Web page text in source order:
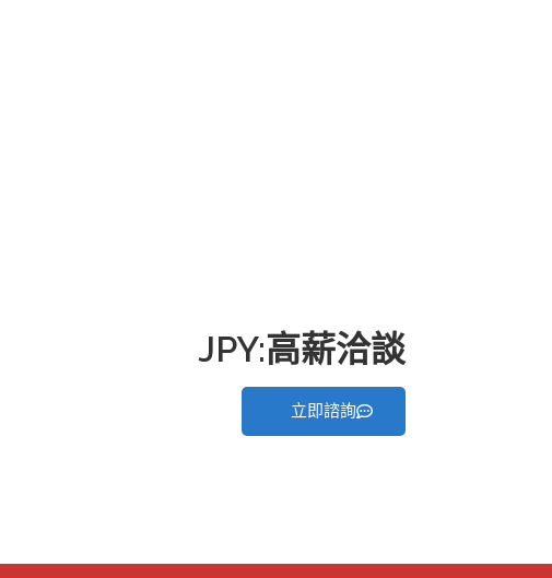
JPY:高薪洽談
立即諮詢